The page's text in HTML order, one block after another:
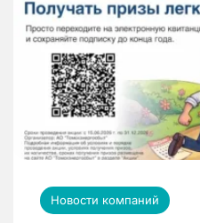
Новости компаний